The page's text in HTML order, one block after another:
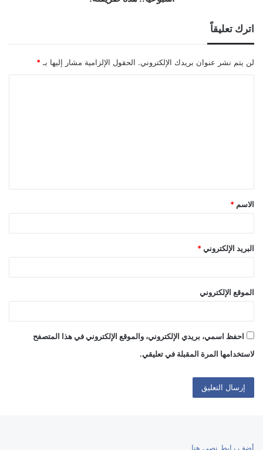
اترك تعليقاً
لن يتم نشر عنوان بريدك الإلكتروني. الحقول الإلزامية مشار إليها بـ *
ق
*
الاسم *
البريد الإلكتروني *
الموقع الإلكتروني
احفظ اسمي، بريدي الإلكتروني، والموقع الإلكتروني في هذا المتصفح
لاستخدامها المرة المقبلة في تعليقي.
أضف رابط نصي هنا